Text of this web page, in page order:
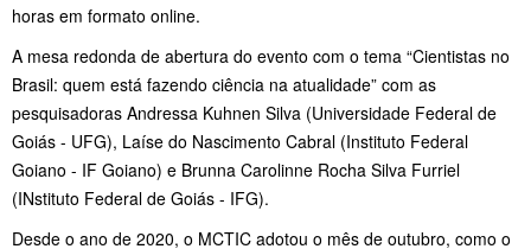
horas em formato online.
A mesa redonda de abertura do evento com o tema “Cientistas no
Brasil: quem está fazendo ciência na atualidade” com as
pesquisadoras Andressa Kuhnen Silva (Universidade Federal de
Goiás - UFG), Laíse do Nascimento Cabral (Instituto Federal
Goiano - IF Goiano) e Brunna Carolinne Rocha Silva Furriel
(INstituto Federal de Goiás - IFG).
Desde o ano de 2020, o MCTIC adotou o mês de outubro, como o